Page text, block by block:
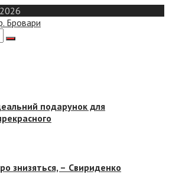
подарунок для
знизяться, – Свириденко